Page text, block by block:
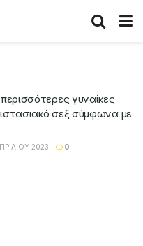
γυναίκες
σεξ σύμφωνα με
2023 0